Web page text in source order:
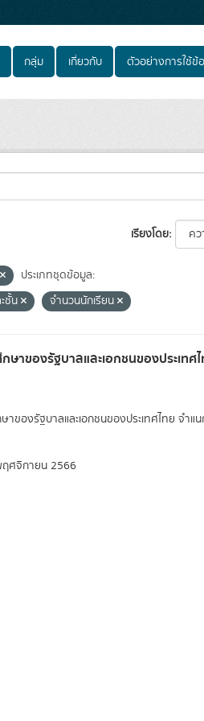
กลุ่ม เกี่ยวกับ ตัวอย่างการใช้ข้
เรียงโดย
ประเภทชุดข้อมูล:
ชั้น จำนวนนักเรียน
าของรัฐบาลและเอกชนของประเทศ
ของรัฐบาลและเอกชนของประเทศไทย จำแ
ศจิกายน 2566